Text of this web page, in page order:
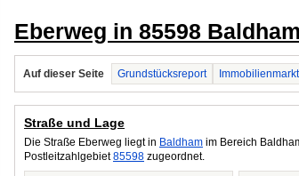
Eberweg in 85598 Baldham
Auf dieser Seite Grundstücksreport Immobilienmarkt
Straße und Lage
Die Straße Eberweg liegt in Baldham im Bereich
Postleitzahlgebiet85598 zugeordnet.